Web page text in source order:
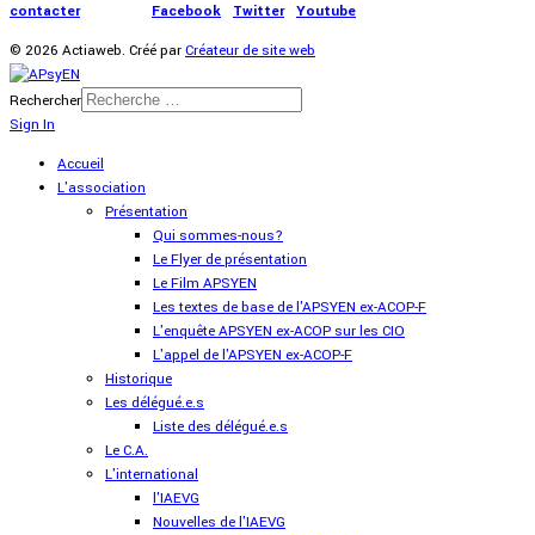
contacter| Facebook Twitter| Youtube
© 2026 Actiaweb. Créé parCréateur de site web
Rechercher
Sign In
Accueil
L'association
Présentation
Qui sommes-nous?
Le Flyer de présentation
Le Film APSYEN
Les textes de base de l'APSYEN ex-ACOP-F
L'enquête APSYEN ex-ACOP sur les CIO
L'appel de l'APSYEN ex-ACOP-F
Historique
Les délégué.e.s
Liste des délégué.e.s
Le C.A.
L'international
l'IAEVG
Nouvelles de l'IAEVG